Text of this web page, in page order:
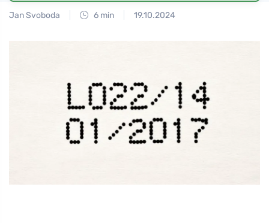
Jan Svoboda 6 min 19.10.2024